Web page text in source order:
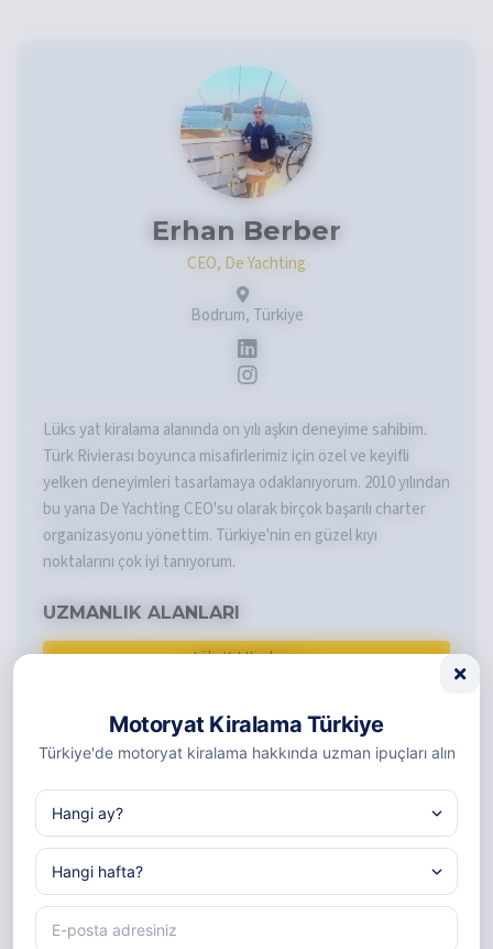
Erhan Berber
CEO, De Yachting
Bodrum, Türkiye
Lüks yat kiralama alanında on yılı aşkın deneyime sahibim.
Türk Rivierası boyunca misafirlerimiz için özel ve keyifli
yelken deneyimleri tasarlamaya odaklanıyorum. 2010 yılından
bu yana De Yachting CEO'su olarak birçok başarılı charter
organizasyonu yönettim. Türkiye'nin en güzel kıyı
noktalarını çok iyi tanıyorum.
UZMANLIK ALANLARI
Lüks Yat Kiralama
Yunan Adaları
Akdeniz Rotaları
Yat kiralama hakkında sorularınız mı var?
Doğrudan bize ulaşabilirsiniz
Motoryat Kiralama Türkiye
Türkiye'de motoryat kiralama hakkında uzman ipuçları alın